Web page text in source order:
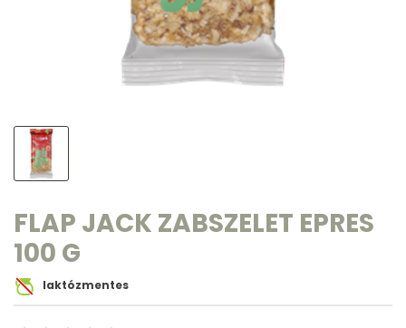
FLAP JACK ZABSZELET EPRES
100 G
laktózmentes